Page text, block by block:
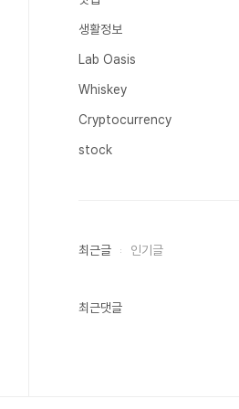
생활정보
Lab Oasis
Whiskey
Cryptocurrency
stock
최근글 인기글
최근댓글